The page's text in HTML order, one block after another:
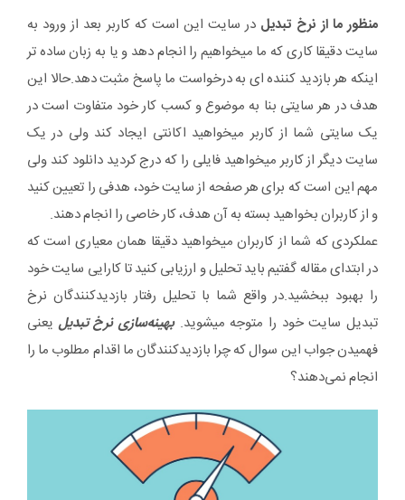
منظور ما از نرخ تبدیل در سایت این است که کاربر بعد از ورود به
سایت دقیقا کاری که ما میخواهیم را انجام دهد و یا به زبان ساده تر
اینکه هر بازدید کننده ای به درخواست ما پاسخ مثبت دهد.حالا این
هدف در هر سایتی بنا به موضوع و کسب کار خود متفاوت است در
یک سایتی شما از کاربر میخواهید اکانتی ایجاد کند ولی در یک
سایت دیگر از کاربر میخواهید فایلی را که درج کردید دانلود کند ولی
مهم این است که برای هر صفحه از سایت خود، هدفی را تعیین کنید
و از کاربران بخواهید بسته به آن هدف، کار خاصی را انجام دهند.
عملکردی که شما از کاربران میخواهید دقیقا همان معیاری است که
در ابتدای مقاله گفتیم باید تحلیل و ارزیابی کنید تا کارایی سایت خود
را بهبود ببخشید.در واقع شما با تحلیل رفتار بازدیدکنندگان نرخ
تبدیل سایت خود را متوجه میشوید. بهینه‌سازی نرخ تبدیلیعنی
فهمیدن جواب این سوال که چرا بازدیدکنندگان ما اقدام مطلوب ما را
انجام نمی‌دهند؟